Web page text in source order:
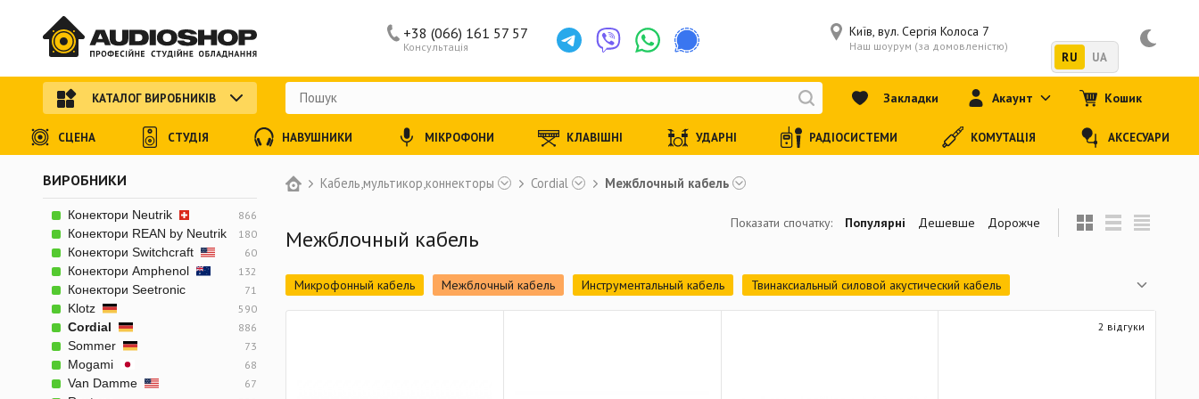
Кабель,мультикор,коннекторы Cordial Межблочный кабель
Межблочный кабель
Микрофонный кабель Межблочный кабель Инструментальный кабель
Твинаксиальный силовой акустический кабель
Силовой акустический кабель
Цифровой DMX (AES/EBU) кабель Мультикорный кабель
Мультикорный акустический кабель
2 відгуки
Показати спочатку: Популярні Дешевше Дорожче
ВИРОБНИКИ
Конектори Neutrik 866
Конектори REAN by Neutrik 180
Конектори Switchcraft 60
Конектори Amphenol 132
Конектори Seetronic 71
Klotz 590
Cordial 886
Sommer 73
Mogami 68
Van Damme 67
Консультація
+38 (066) 161 57 57 Київ, вул. Сергія Колоса 7
Наш шоурум (за домовленістю)
RU UA
КАТАЛОГ ВИРОБНИКІВ Закладки Акаунт Кошик
СЦЕНА СТУДІЯ НАВУШНИКИ МІКРОФОНИ КЛАВІШНІ УДАРНІ РАДІОСИСТЕМИ КОМУТАЦІЯ АКСЕСУАРИ